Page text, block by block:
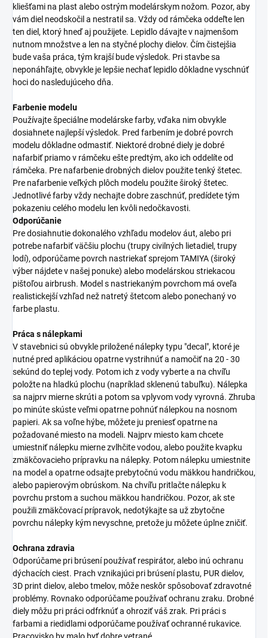
kliešťami na plast alebo ostrým modelárskym nožom. Pozor, aby
vám diel neodskočil a nestratil sa. Vždy od rámčeka oddeľte len
ten diel, ktorý hneď aj použijete. Lepidlo dávajte v najmenšom
nutnom množstve a len na styčné plochy dielov. Čím čistejšia
bude vaša práca, tým krajší bude výsledok. Pri stavbe sa
neponáhľajte, obvykle je lepšie nechať lepidlo dôkladne vyschnúť
hoci do nasledujúceho dňa.
Farbenie modelu
Používajte špeciálne modelárske farby, vďaka nim obvykle
dosiahnete najlepší výsledok. Pred farbením je dobré povrch
modelu dôkladne odmastiť. Niektoré drobné diely je dobré
nafarbiť priamo v rámčeku ešte predtým, ako ich oddelíte od
rámčeka. Pre nafarbenie drobných dielov použite tenký štetec.
Pre nafarbenie veľkých plôch modelu použite široký štetec.
Jednotlivé farby vždy nechajte dobre zaschnúť, predídete tým
pokazeniu celého modelu len kvôli nedočkavosti.
Odporúčanie
Pre dosiahnutie dokonalého vzhľadu modelov áut, alebo pri
potrebe nafarbiť väčšiu plochu (trupy civilných lietadiel, trupy
lodí), odporúčame povrch nastriekať sprejom TAMIYA (široký
výber nájdete v našej ponuke) alebo modelárskou striekacou
pištoľou airbrush. Model s nastriekaným povrchom má oveľa
realistickejší vzhľad než natretý štetcom alebo ponechaný vo
farbe plastu.
Práca s nálepkami
V stavebnici sú obvykle priložené nálepky typu "decal", ktoré je
nutné pred aplikáciou opatrne vystrihnúť a namočiť na 20 - 30
sekúnd do teplej vody. Potom ich z vody vyberte a na chvíľu
položte na hladkú plochu (napríklad sklenenú tabuľku). Nálepka
sa najprv mierne skrúti a potom sa vplyvom vody vyrovná. Zhruba
po minúte skúste veľmi opatrne pohnúť nálepkou na nosnom
papieri. Ak sa voľne hýbe, môžete ju preniesť opatrne na
požadované miesto na modeli. Najprv miesto kam chcete
umiestniť nálepku mierne zvlhčite vodou, alebo použite kvapku
zmäkčovacieho prípravku na nálepky. Potom nálepku umiestnite
na model a opatrne odsajte prebytočnú vodu mäkkou handričkou,
alebo papierovým obrúskom. Na chvíľu pritlačte nálepku k
povrchu prstom a suchou mäkkou handričkou. Pozor, ak ste
použili zmäkčovací prípravok, nedotýkajte sa už zbytočne
povrchu nálepky kým nevyschne, pretože ju môžete úplne zničiť.
Ochrana zdravia
Odporúčame pri brúsení používať respirátor, alebo inú ochranu
dýchacích ciest. Prach vznikajúci pri brúsení plastu, PUR dielov,
3D print dielov, alebo tmelov, môže neskôr spôsobovať zdravotné
problémy. Rovnako odporúčame používať ochranu zraku. Drobné
diely môžu pri práci odfrknúť a ohroziť váš zrak. Pri práci s
farbami a riedidlami odporúčame používať ochranné rukavice.